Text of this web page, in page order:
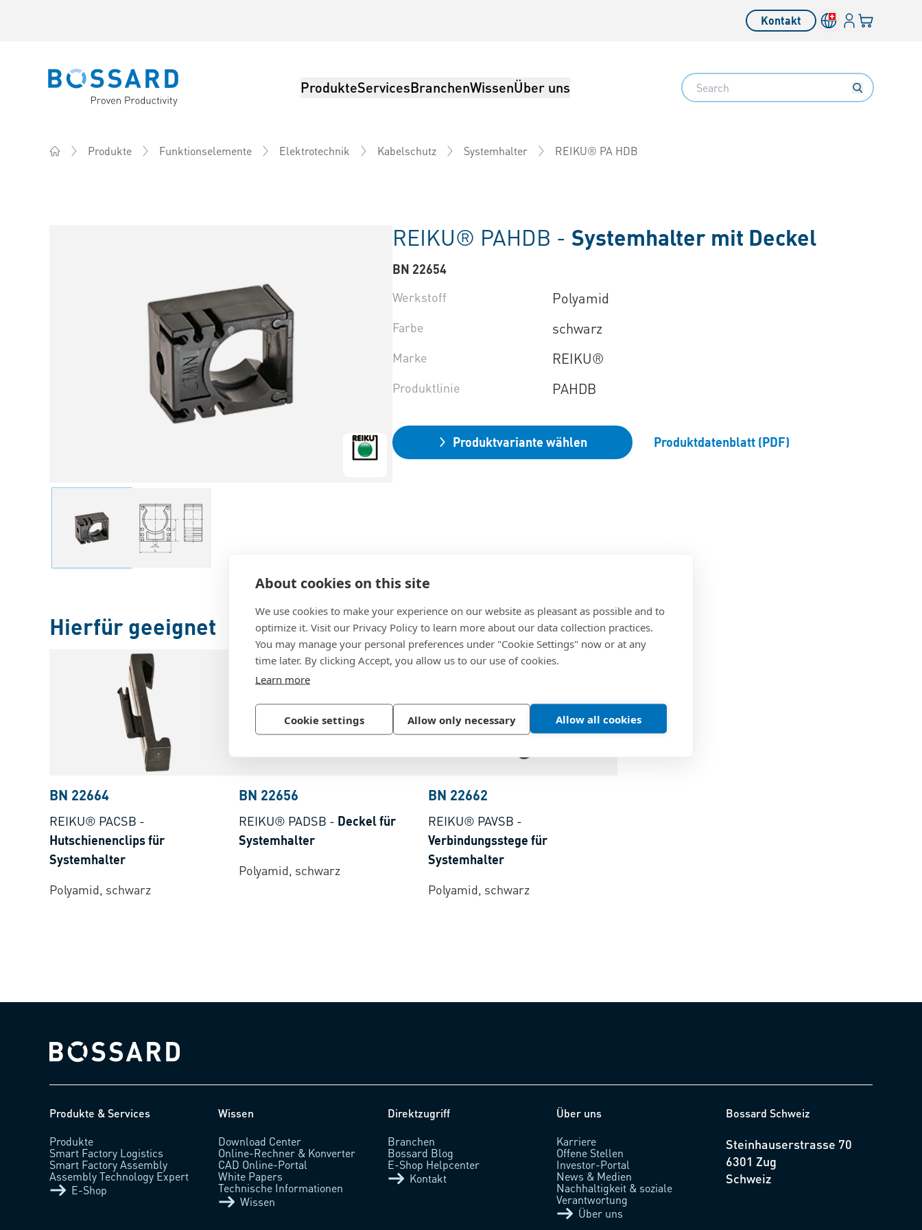
About cookies on this site
We use cookies to make your experience on our website as pleasant as possible and to
optimize it. Visit our Privacy Policy to learn more about our data collection practices.
You may manage your personal preferences under "Cookie Settings" now or at any
time later. By clicking Accept, you allow us to our use of cookies.
Learn more
Cookie settings Allow only necessary Allow all cookies
Kontakt Anmelden
Ihr
Bossard homepage ProdukteServicesBranchenWissenÜber uns Search
Produkte Funktionselemente Elektrotechnik Kabelschutz Systemhalter REIKU® PA HDB
REIKU® PAHDB - Systemhalter mit Deckel
BN 22654
Werkstoff
Polyamid
Farbe schwarz
Marke REIKU®
Produktlinie PAHDB
Produktvariante wählen Produktdatenblatt (PDF)
Hierfür geeignet
BN 22664
REIKU® PACSB -
Hutschienenclips für
Systemhalter
Polyamid, schwarz
BN 22656
REIKU® PADSB - Deckel für
Systemhalter
Polyamid, schwarz
BN 22662
REIKU® PAVSB -
Verbindungsstege für
Systemhalter
Polyamid, schwarz
Bossard homepage
Produkte & Services
Produkte
Smart Factory Logistics
Smart Factory Assembly
Assembly Technology Expert
E-Shop
Wissen
Download Center
Online-Rechner & Konverter
CAD Online-Portal
White Papers
Technische Informationen
Wissen
Direktzugriff
Branchen
Bossard Blog
E-Shop Helpcenter
Kontakt
Über uns
Karriere
Offene Stellen
Investor-Portal
News & Medien
Nachhaltigkeit & soziale
Verantwortung
Über uns
Bossard Schweiz
Steinhauserstrasse 70
6301 Zug
Schweiz